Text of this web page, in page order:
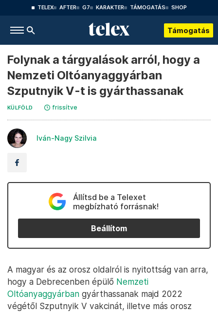
TELEX AFTER G7 KARAKTER TÁMOGATÁS SHOP
Támogatás
Folynak a tárgyalások arról, hogy a
Nemzeti Oltóanyaggyárban
Szputnyik V-t is gyárthassanak
KÜLFÖLD frissítve
Iván-Nagy Szilvia
Állítsd be a Telexet
megbízható forrásnak!
Beállítom
A magyar és az orosz oldalról is nyitottság van arra,
hogy a Debrecenben épülő Nemzeti
Oltóanyaggyárban gyárthassanak majd 2022
végétől Szputnyik V vakcinát, illetve más orosz